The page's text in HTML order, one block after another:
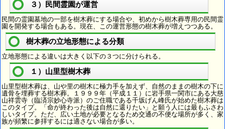
３）民間霊園が運営
民間の霊園墓地の一部を樹木葬にする場合や、初めから樹木葬専用の民間霊
園を開発する場合もある。現在、この運営形態の樹木葬が増えつつある。
樹木葬の立地形態による分類
立地形態による違いは大きく以下の３つに分けられる。
１）山里型樹木葬
山里型樹木葬は、山や里の樹木に極力手を加えず、自然のままの樹木の下に
遺骨を埋葬する樹木葬。１９９９年（平成１１）に岩手県一関市にある大慈
山祥雲寺（臨済宗妙心寺派）のご住職である千坂げん峰氏が始めた樹木葬は
このタイプ。「命が終わった後は自然に還りたい」と願う人には最もふさわ
しいタイプ。ただ、広い土地が必要となるため交通の不便な場所が多く、家
族が頻繁に参拝するには適さない場合が多い。